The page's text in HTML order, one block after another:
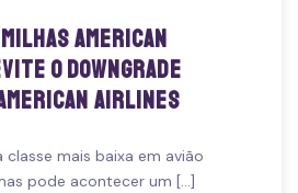
American
o Downgrade
Airlines
classe mais baixa em avião
pode acontecer um [...]